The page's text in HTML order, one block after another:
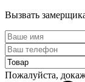
Вызвать
Пожалуйста,